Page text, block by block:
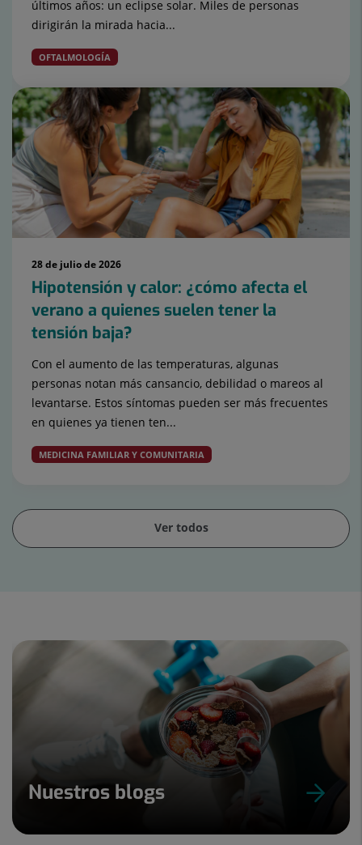
últimos años: un eclipse solar. Miles de personas
dirigirán la mirada hacia...
OFTALMOLOGÍA
28 de julio de 2026
Hipotensión y calor: ¿cómo afecta el
verano a quienes suelen tener la
tensión baja?
Con el aumento de las temperaturas, algunas
personas notan más cansancio, debilidad o mareos al
levantarse. Estos síntomas pueden ser más frecuentes
en quienes ya tienen ten...
MEDICINA FAMILIAR Y COMUNITARIA
Ver todos
Nuestros blogs